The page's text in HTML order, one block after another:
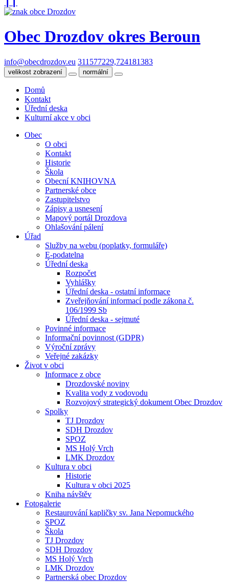
Obec Drozdov okres Beroun
info@obecdrozdov.eu 311577229,724181383
velikost zobrazení normální
Domů
Kontakt
Úřední deska
Kulturní akce v obci
Obec
O obci
Kontakt
Historie
Škola
Obecní KNIHOVNA
Partnerské obce
Zastupitelstvo
Zápisy a usnesení
Mapový portál Drozdova
Ohlašování pálení
Úřad
Služby na webu (poplatky, formuláře)
E-podatelna
Úřední deska
Rozpočet
Vyhlášky
Úřední deska - ostatní informace
Zveřejňování informací podle zákona č.
106/1999 Sb
Úřední deska - sejmuté
Povinné informace
Informační povinnost (GDPR)
Výroční zprávy
Veřejné zakázky
Život v obci
Informace z obce
Drozdovské noviny
Kvalita vody z vodovodu
Rozvojový strategický dokument Obec Drozdov
Spolky
TJ Drozdov
SDH Drozdov
SPOZ
MS Holý Vrch
LMK Drozdov
Kultura v obci
Historie
Kultura v obci 2025
Kniha návštěv
Fotogalerie
Restaurování kapličky sv. Jana Nepomuckého
SPOZ
Škola
TJ Drozdov
SDH Drozdov
MS Holý Vrch
LMK Drozdov
Partnerská obec Drozdov